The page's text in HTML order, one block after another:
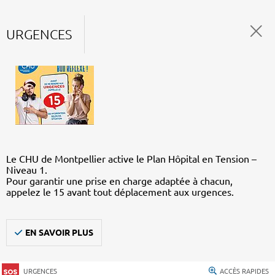
URGENCES
Le CHU de Montpellier active le Plan Hôpital en Tension –
Niveau 1.
Pour garantir une prise en charge adaptée à chacun,
appelez le 15 avant tout déplacement aux urgences.
EN SAVOIR PLUS
URGENCES ACCÈS RAPIDES